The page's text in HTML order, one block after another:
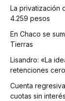
La privatización
4.259 pesos
En Chaco se
Tierras
Lisandro: «La
retenciones
Cuenta
cuotas sin